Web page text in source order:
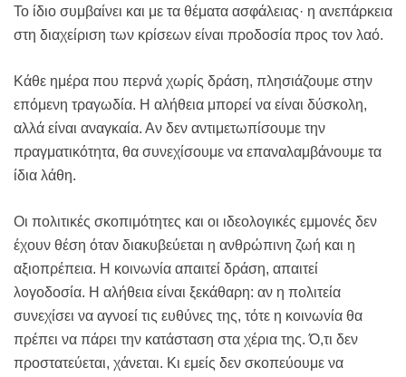
Το ίδιο συμβαίνει και με τα θέματα ασφάλειας· η ανεπάρκεια
στη διαχείριση των κρίσεων είναι προδοσία προς τον λαό.
Κάθε ημέρα που περνά χωρίς δράση, πλησιάζουμε στην
επόμενη τραγωδία. Η αλήθεια μπορεί να είναι δύσκολη,
αλλά είναι αναγκαία. Αν δεν αντιμετωπίσουμε την
πραγματικότητα, θα συνεχίσουμε να επαναλαμβάνουμε τα
ίδια λάθη.
Οι πολιτικές σκοπιμότητες και οι ιδεολογικές εμμονές δεν
έχουν θέση όταν διακυβεύεται η ανθρώπινη ζωή και η
αξιοπρέπεια. Η κοινωνία απαιτεί δράση, απαιτεί
λογοδοσία. Η αλήθεια είναι ξεκάθαρη: αν η πολιτεία
συνεχίσει να αγνοεί τις ευθύνες της, τότε η κοινωνία θα
πρέπει να πάρει την κατάσταση στα χέρια της. Ό,τι δεν
προστατεύεται, χάνεται. Κι εμείς δεν σκοπεύουμε να